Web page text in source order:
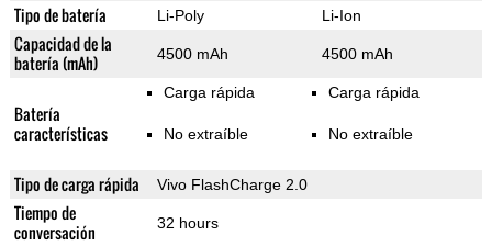
Tipo de batería Li-Poly Li-Ion
Capacidad de la
batería (mAh)
4500 mAh 4500 mAh
Batería
características
Carga rápida
No extraíble
Carga rápida
No extraíble
Tipo de carga rápida Vivo FlashCharge 2.0
Tiempo de
conversación
32 hours